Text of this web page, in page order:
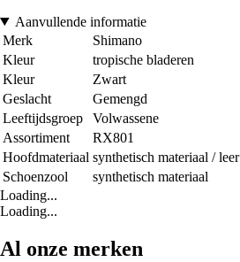
Aanvullende informatie
Merk
Shimano
Kleur
tropische bladeren
Kleur
Zwart
Geslacht
Gemengd
Leeftijdsgroep
Volwassene
Assortiment
RX801
Hoofdmateriaal synthetisch materiaal / leer
Schoenzool
synthetisch materiaal
Loading...
Loading...
Al onze merken